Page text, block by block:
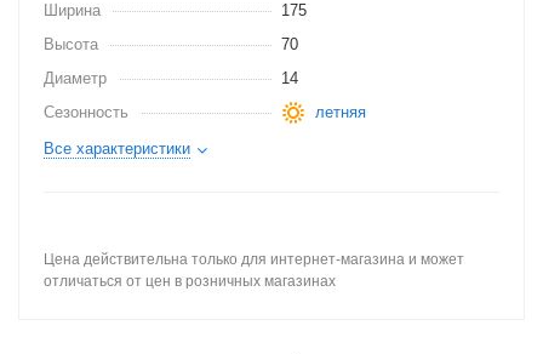
Ширина
175
Высота
70
Диаметр
14
Сезонность
летняя
Все характеристики
Цена действительна только для интернет-магазина и может
отличаться от цен в розничных магазинах